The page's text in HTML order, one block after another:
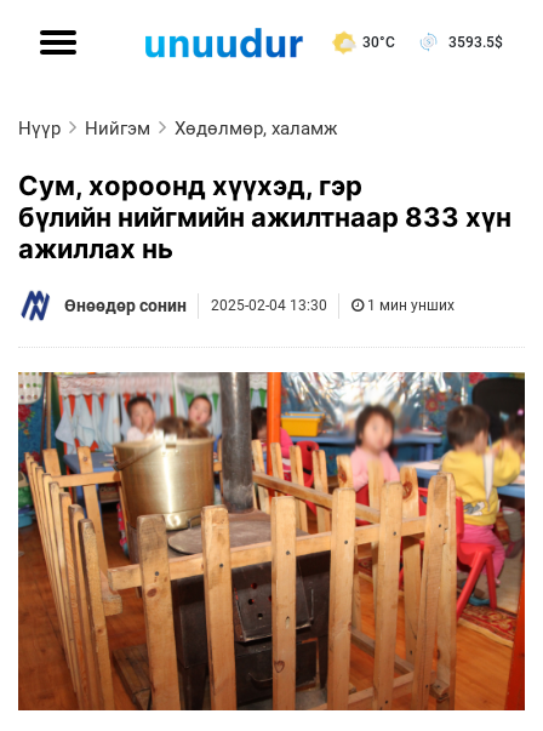
30°C 3593.5$
Нүүр Нийгэм Хөдөлмөр, халамж
Сум, хороонд хүүхэд, гэр
бүлийн нийгмийн ажилтнаар 833 хүн
ажиллах нь
Өнөөдөр сонин 2025-02-04 13:30 1 мин унших